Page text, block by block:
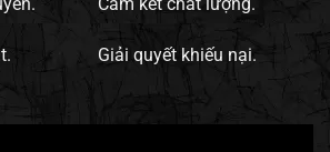
Giải quyết khiếu nại.